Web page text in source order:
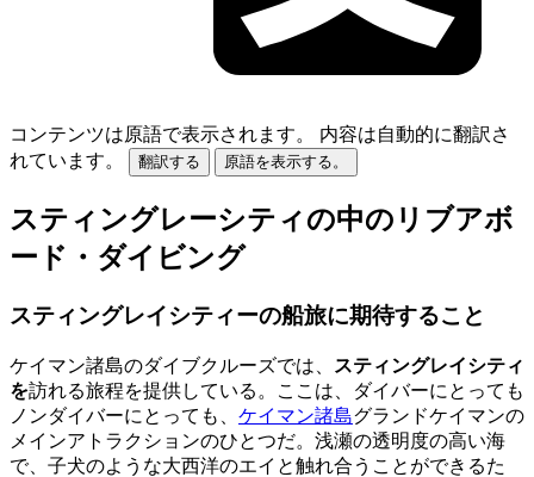
コンテンツは原語で表示されます。
内容は自動的に翻訳さ
れています。
翻訳する 原語を表示する。
スティングレーシティの中のリブアボ
ード・ダイビング
スティングレイシティーの船旅に期待すること
ケイマン諸島のダイブクルーズでは、
スティングレイシティ
を訪れる旅程を提供している。ここは、ダイバーにとっても
ノンダイバーにとっても、 ケイマン諸島グランドケイマンの
メインアトラクションのひとつだ。浅瀬の透明度の高い海
で、子犬のような大西洋のエイと触れ合うことができるた